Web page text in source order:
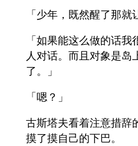
「少年，既然醒了那就
「如果能这么做的话
人对话。而且对象是岛
了。」
「嗯？」
古斯塔夫看着注意措辞
摸了摸自己的下巴。